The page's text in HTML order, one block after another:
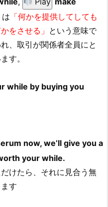
は 「何かを提供してしても
をさせる」 という意味で
、取引が関係者全員にと
す。
while by buying you
now, we’ll give you a
your while.
けたら、それに見合う無
す